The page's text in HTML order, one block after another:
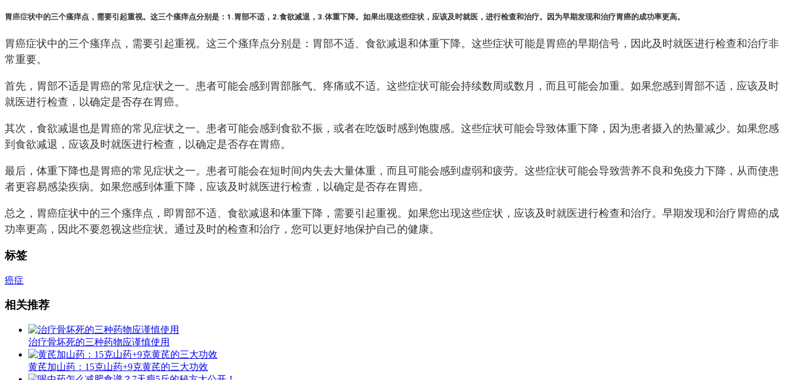
胃癌症状中的三个瘙痒点，需要引起重视。这三个瘙痒点分别是：1.胃部不适，2.食欲减退，3.体重下降。如果出现这些症状，应该及时就医，进行检查和治疗。因为早期发现和治疗胃癌的成功率更高。
胃癌症状中的三个瘙痒点，需要引起重视。这三个瘙痒点分别是：胃部不适、食欲减退和体重下降。这些症状可能是胃癌的早期信号，因此及时就医进行检查和治疗非
常重要。
首先，胃部不适是胃癌的常见症状之一。患者可能会感到胃部胀气、疼痛或不适。这些症状可能会持续数周或数月，而且可能会加重。如果您感到胃部不适，应该及时
就医进行检查，以确定是否存在胃癌。
其次，食欲减退也是胃癌的常见症状之一。患者可能会感到食欲不振，或者在吃饭时感到饱腹感。这些症状可能会导致体重下降，因为患者摄入的热量减少。如果您感
到食欲减退，应该及时就医进行检查，以确定是否存在胃癌。
最后，体重下降也是胃癌的常见症状之一。患者可能会在短时间内失去大量体重，而且可能会感到虚弱和疲劳。这些症状可能会导致营养不良和免疫力下降，从而使患
者更容易感染疾病。如果您感到体重下降，应该及时就医进行检查，以确定是否存在胃癌。
总之，胃癌症状中的三个瘙痒点，即胃部不适、食欲减退和体重下降，需要引起重视。如果您出现这些症状，应该及时就医进行检查和治疗。早期发现和治疗胃癌的成
功率更高，因此不要忽视这些症状。通过及时的检查和治疗，您可以更好地保护自己的健康。
标签
癌症
相关推荐
治疗骨坏死的三种药物应谨慎使用
黄芪加山药：15克山药+9克黄芪的三大功效